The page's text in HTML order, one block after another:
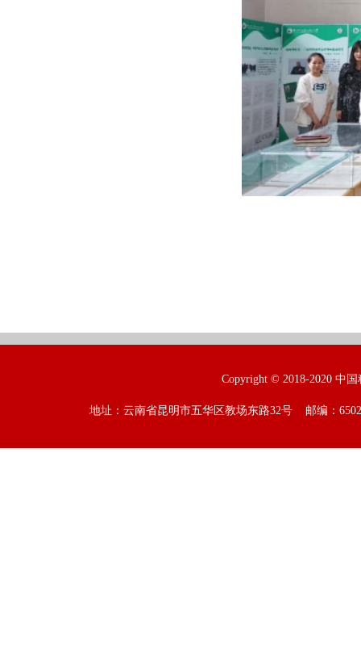
Copyright © 2018-2020 中
地址：云南省昆明市五华区教场东路32号 邮编：